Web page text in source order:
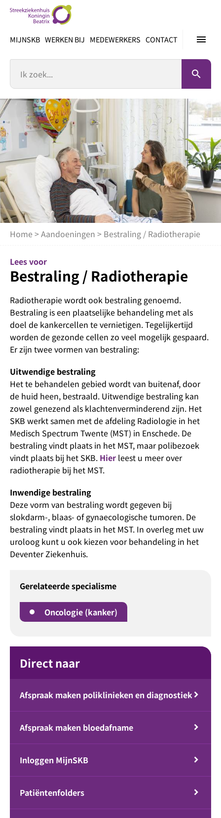
inhoud
menu
MIJNSKB WERKEN BIJ MEDEWERKERS CONTACT
search
Home >Aandoeningen > Bestraling / Radiotherapie
Lees voor
Bestraling / Radiotherapie
Radiotherapie wordt ook bestraling genoemd.
Bestraling is een plaatselijke behandeling met als
doel de kankercellen te vernietigen. Tegelijkertijd
worden de gezonde cellen zo veel mogelijk gespaard.
Er zijn twee vormen van bestraling:
Uitwendige bestraling
Het te behandelen gebied wordt van buitenaf, door
de huid heen, bestraald. Uitwendige bestraling kan
zowel genezend als klachtenverminderend zijn. Het
SKB werkt samen met de afdeling Radiologie in het
Medisch Spectrum Twente (MST) in Enschede. De
bestraling vindt plaats in het MST, maar polibezoek
vindt plaats bij het SKB. Hier leest u meer over
radiotherapie bij het MST.
Inwendige bestraling
Deze vorm van bestraling wordt gegeven bij
slokdarm-, blaas- of gynaecologische tumoren. De
bestraling vindt plaats in het MST. In overleg met uw
uroloog kunt u ook kiezen voor behandeling in het
Deventer Ziekenhuis.
Gerelateerde specialisme
Oncologie (kanker)
Direct naar
Afspraak maken poliklinieken en diagnostiek
Afspraak maken bloedafname
Inloggen MijnSKB
Patiëntenfolders